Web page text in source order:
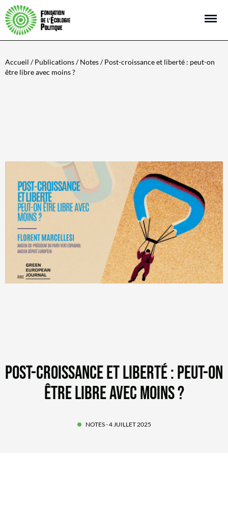
Open
Accueil /Publications/Notes/ Post-croissance et liberté : peut-on
être libre avec moins ?
POST-CROISSANCE ET LIBERTÉ : PEUT-ON
ÊTRE LIBRE AVEC MOINS ?
NOTES- 4 JUILLET 2025